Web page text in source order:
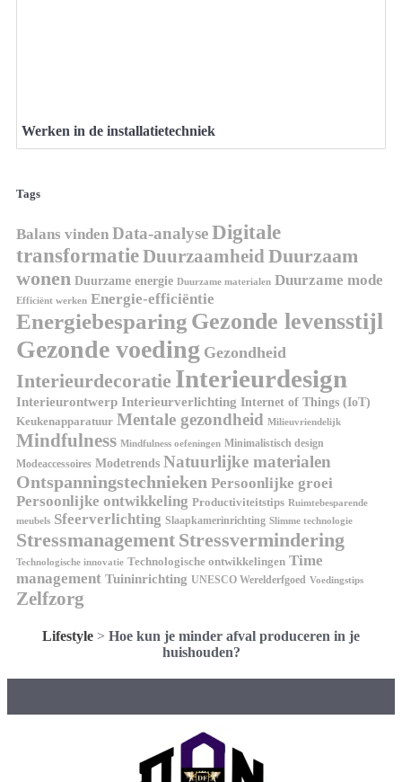
Werken in de installatietechniek
Tags
Balans vinden Data-analyseDigitale
transformatieDuurzaamheidDuurzaam
wonen Duurzame energie Duurzame materialen Duurzame mode
Efficiënt werken Energie-efficiëntie
Energiebesparing Gezonde levensstijl
Gezonde voeding Gezondheid
Interieurdecoratie Interieurdesign
Interieurontwerp Interieurverlichting Internet of Things (IoT)
Keukenapparatuur Mentale gezondheid Milieuvriendelijk
Mindfulness Mindfulness oefeningen Minimalistisch design
Modeaccessoires Modetrends Natuurlijke materialen
Ontspanningstechnieken Persoonlijke groei
Persoonlijke ontwikkeling Productiviteitstips Ruimtebesparende
meubels Sfeerverlichting Slaapkamerinrichting Slimme technologie
Stressmanagement Stressvermindering
Technologische innovatie Technologische ontwikkelingen Time
management Tuininrichting UNESCO Werelderfgoed Voedingstips
Zelfzorg
Lifestyle > Hoe kun je minder afval produceren in je
huishouden?